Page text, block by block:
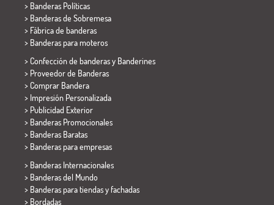
> Banderas Políticas
> Banderas de Sobremesa
> Fábrica de banderas
> Banderas para moteros
> Confección de banderas y Banderines
> Proveedor de Banderas
> Comprar Bandera
> Impresión Personalizada
> Publicidad Exterior
> Banderas Promocionales
> Banderas Baratas
> Banderas para empresas
> Banderas Internacionales
> Banderas del Mundo
> Banderas para tiendas y fachadas
> Bordadas